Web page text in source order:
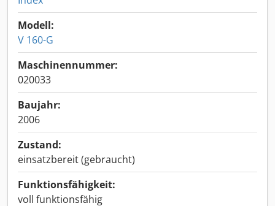
Modell:
V 160-G
Maschinennummer:
020033
Baujahr:
2006
Zustand:
einsatzbereit (gebraucht)
Funktionsfähigkeit:
voll funktionsfähig